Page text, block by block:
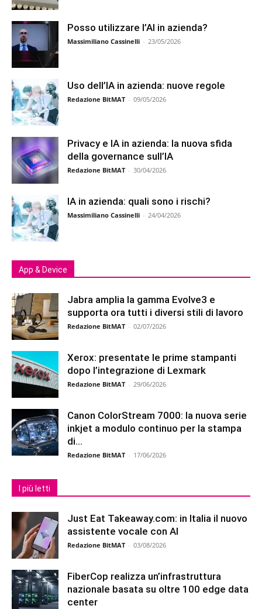
Posso utilizzare l’AI in azienda?
Massimiliano Cassinelli - 23/05/2026
Uso dell’IA in azienda: nuove regole
Redazione BitMAT - 09/05/2026
Privacy e IA in azienda: la nuova sfida
della governance sull’IA
Redazione BitMAT - 30/04/2026
IA in azienda: quali sono i rischi?
Massimiliano Cassinelli - 24/04/2026
App & Device
Jabra amplia la gamma Evolve3 e
supporta ora tutti i diversi stili di lavoro
Redazione BitMAT - 02/07/2026
Xerox: presentate le prime stampanti
dopo l’integrazione di Lexmark
Redazione BitMAT - 29/06/2026
Canon ColorStream 7000: la nuova serie
inkjet a modulo continuo per la stampa
di...
Redazione BitMAT - 17/06/2026
I più letti
Just Eat Takeaway.com: in Italia il nuovo
assistente vocale con AI
Redazione BitMAT - 03/08/2026
FiberCop realizza un’infrastruttura
nazionale basata su oltre 100 edge data
center